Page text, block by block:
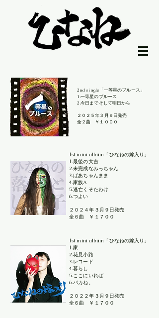
2nd single「一等星のブルース」
1.一等星のブルース
2.今日までそして明日から
２０２５年３月９日発売
​全２曲 ￥１０００
1st mini album「ひなねの嫁入り」
1.最後の大吉
2.未完成なみっちゃん
3.ばあちゃんまま
4.家族A
5.逃亡くそたわけ
6.つよい
２０２４年３月９日発売
​全６曲 ￥１７００
1st mini album「ひなねの嫁入り」
1.家
2.花見小路
3.レコード
4.暮らし
5.ここにいれば
6.バカね。
２０２２年３月９日発売
​全６曲 ￥１７００